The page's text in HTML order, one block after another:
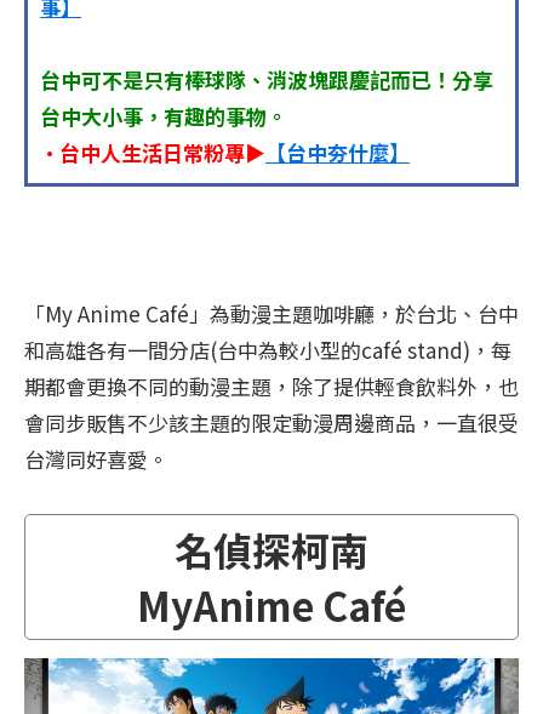
事】
台中可不是只有棒球隊、消波塊跟慶記而已！分享
台中大小事，有趣的事物。
•台中人生活日常粉專▶ 【台中夯什麼】
「My Anime Café」為動漫主題咖啡廳，於台北、台中
和高雄各有一間分店(台中為較小型的café stand)，每
期都會更換不同的動漫主題，除了提供輕食飲料外，也
會同步販售不少該主題的限定動漫周邊商品，一直很受
台灣同好喜愛。
名偵探柯南
MyAnime Café